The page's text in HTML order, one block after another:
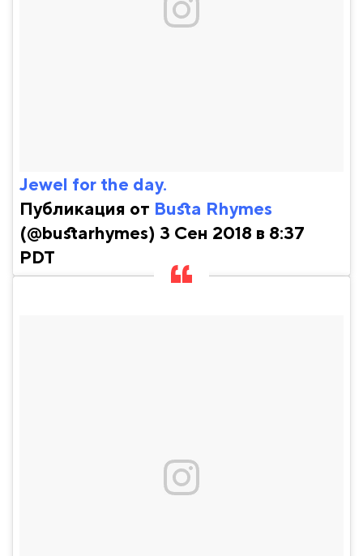
Jewel for the day.
Публикация от Busta Rhymes
(@bustarhymes) 3 Сен 2018 в 8:37
PDT